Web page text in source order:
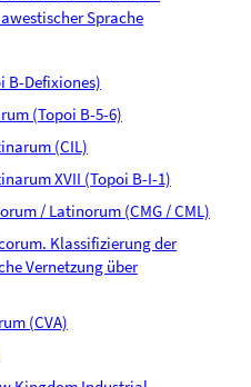
Sprache
B-Defixiones)
(Topoi B-5-6)
(CIL)
XVII (Topoi B-I-1)
/ Latinorum (CMG / CML)
Klassifizierung der
Vernetzung über
(CVA)